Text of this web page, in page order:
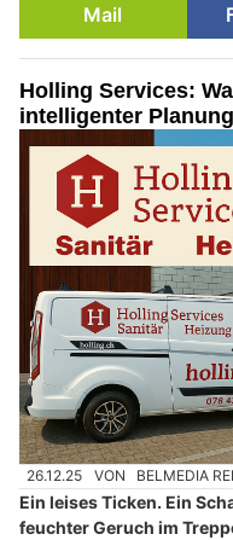
Mail
Holling Services:
intelligenter Planung
26.12.25 VON BELMEDIA
Ein leises Ticken. Ein
feuchter Geruch im